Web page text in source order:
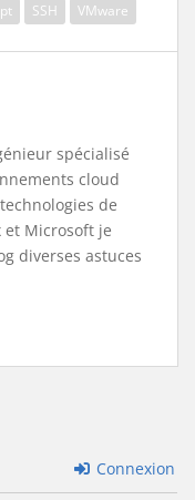
SSH VMware
spécialisé
cloud
de
et Microsoft je
diverses astuces
Connexion